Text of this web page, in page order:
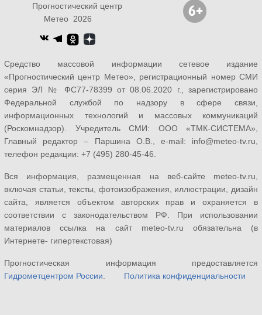
Прогностический центр
Метео 2026
Средство массовой информации сетевое издание
«Прогностический центр Метео», регистрационный номер СМИ
серия ЭЛ № ФС77-78399 от 08.06.2020 г., зарегистрировано
Федеральной службой по надзору в сфере связи,
информационных технологий и массовых коммуникаций
(Роскомнадзор). Учредитель СМИ: ООО «ТМК-СИСТЕМА»,
Главный редактор – Паршина О.В., e-mail: info@meteo-tv.ru,
телефон редакции: +7 (495) 280-45-46.
Вся информация, размещенная на веб-сайте meteo-tv.ru,
включая статьи, тексты, фотоизображения, иллюстрации, дизайн
сайта, является объектом авторских прав и охраняется в
соответствии с законодательством РФ. При использовании
материалов ссылка на сайт meteo-tv.ru обязательна (в
Интернете- гипертекстовая)
Прогностическая информация предоставляется
Гидрометцентром России
Политика конфиденциальности